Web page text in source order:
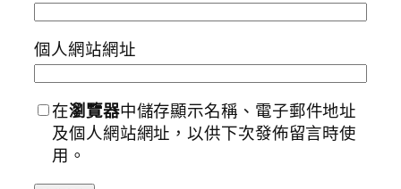
個人網站網址
在瀏覽器中儲存顯示名稱、電子郵件地址
及個人網站網址，以供下次發佈留言時使
用。